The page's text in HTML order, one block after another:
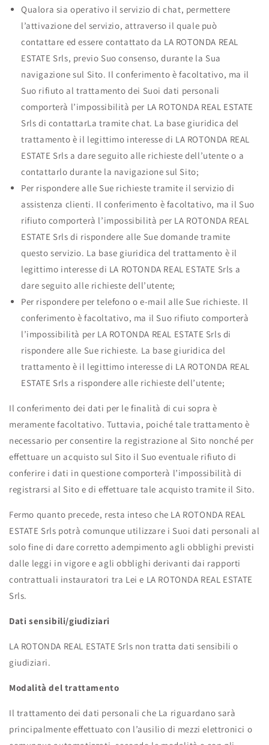
Qualora sia operativo il servizio di chat, permettere
l’attivazione del servizio, attraverso il quale può
contattare ed essere contattato da LA ROTONDA REAL
ESTATE Srls, previo Suo consenso, durante la Sua
navigazione sul Sito. Il conferimento è facoltativo, ma il
Suo rifiuto al trattamento dei Suoi dati personali
comporterà l’impossibilità per LA ROTONDA REAL ESTATE
Srls di contattarLa tramite chat. La base giuridica del
trattamento è il legittimo interesse di LA ROTONDA REAL
ESTATE Srls a dare seguito alle richieste dell’utente o a
contattarlo durante la navigazione sul Sito;
Per rispondere alle Sue richieste tramite il servizio di
assistenza clienti. Il conferimento è facoltativo, ma il Suo
rifiuto comporterà l’impossibilità per LA ROTONDA REAL
ESTATE Srls di rispondere alle Sue domande tramite
questo servizio. La base giuridica del trattamento è il
legittimo interesse di LA ROTONDA REAL ESTATE Srls a
dare seguito alle richieste dell’utente;
Per rispondere per telefono o e-mail alle Sue richieste. Il
conferimento è facoltativo, ma il Suo rifiuto comporterà
l’impossibilità per LA ROTONDA REAL ESTATE Srls di
rispondere alle Sue richieste. La base giuridica del
trattamento è il legittimo interesse di LA ROTONDA REAL
ESTATE Srls a rispondere alle richieste dell’utente;
Il conferimento dei dati per le finalità di cui sopra è
meramente facoltativo. Tuttavia, poiché tale trattamento è
necessario per consentire la registrazione al Sito nonché per
effettuare un acquisto sul Sito il Suo eventuale rifiuto di
conferire i dati in questione comporterà l’impossibilità di
registrarsi al Sito e di effettuare tale acquisto tramite il Sito.
Fermo quanto precede, resta inteso che LA ROTONDA REAL
ESTATE Srls potrà comunque utilizzare i Suoi dati personali al
solo fine di dare corretto adempimento agli obblighi previsti
dalle leggi in vigore e agli obblighi derivanti dai rapporti
contrattuali instauratori tra Lei e LA ROTONDA REAL ESTATE
Srls.
Dati sensibili/giudiziari
LA ROTONDA REAL ESTATE Srls non tratta dati sensibili o
giudiziari.
Modalità del trattamento
Il trattamento dei dati personali che La riguardano sarà
principalmente effettuato con l’ausilio di mezzi elettronici o